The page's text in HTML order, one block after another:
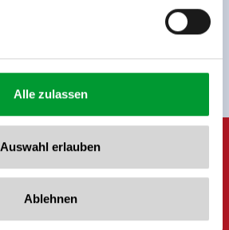
Alle zulassen
Auswahl erlauben
Ablehnen